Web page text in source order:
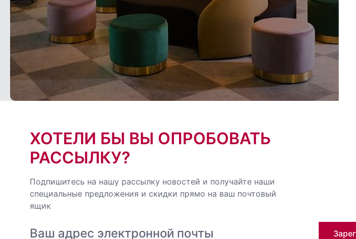
ХОТЕЛИ БЫ ВЫ ОПРОБОВАТЬ
РАССЫЛКУ?
Подпишитесь на нашу рассылку новостей и получайте наши
специальные предложения и скидки прямо на ваш почтовый
ящик